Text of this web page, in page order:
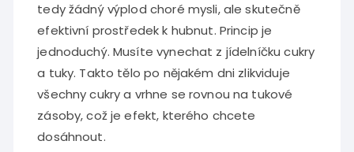
tedy žádný výplod choré mysli, ale skutečně
efektivní prostředek k hubnut. Princip je
jednoduchý. Musíte vynechat z jídelníčku cukry
a tuky. Takto tělo po nějakém dni zlikviduje
všechny cukry a vrhne se rovnou na tukové
zásoby, což je efekt, kterého chcete
dosáhnout.